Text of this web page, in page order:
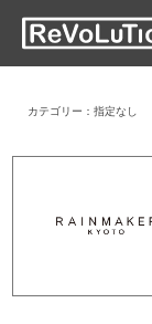
カテゴリー：指定なし